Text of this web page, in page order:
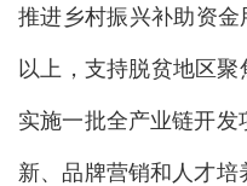
推进乡村振兴补助资
以上，支持脱贫地区聚
实施一批全产业链开
新、品牌营销和人才培